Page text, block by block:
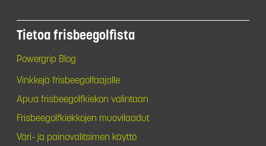
Tietoa frisbeegolfista
Powergrip Blog
Vinkkejä frisbeegolfaajalle
Apua frisbeegolfkiekon valintaan
Frisbeegolfkiekkojen muovilaadut
Väri- ja painovalitsimen käyttö